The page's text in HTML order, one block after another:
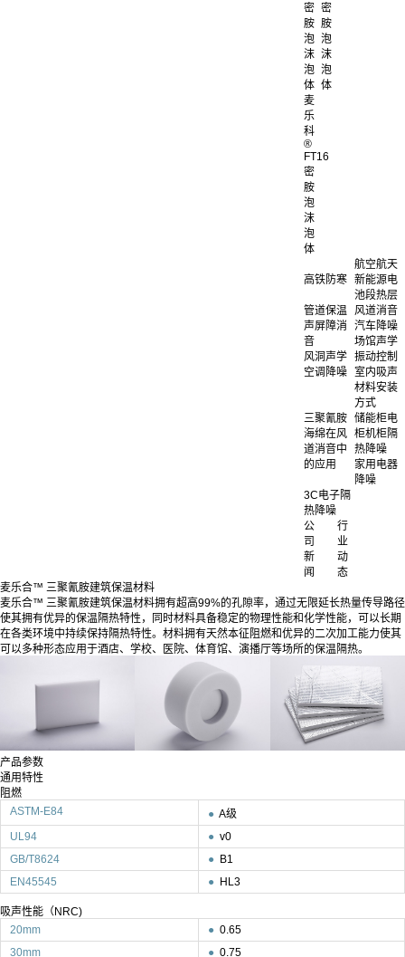
密
胺
泡
沫
泡
体
密
胺
泡
沫
泡
体
麦
乐
科
®
FT16
密
胺
泡
沫
泡
体
航空航天
高铁防寒 新能源电
池段热层
管道保温
风道消音
声屏障消
音
汽车降噪
场馆声学
风洞声学 振动控制
空调降噪 室内吸声
材料安装
方式
三聚氰胺
海绵在风
道消音中
的应用
储能柜电
柜机柜隔
热降噪
家用电器
降噪
3C电子隔
热降噪
公
司
新
闻
行
业
动
态
麦乐合™ 三聚氰胺建筑保温材料
麦乐合™ 三聚氰胺建筑保温材料拥有超高99%的孔隙率，通过无限延长热量传导路径
使其拥有优异的保温隔热特性，同时材料具备稳定的物理性能和化学性能，可以长期
在各类环境中持续保持隔热特性。材料拥有天然本征阻燃和优异的二次加工能力使其
可以多种形态应用于酒店、学校、医院、体育馆、演播厅等场所的保温隔热。
产品参数
通用特性
阻燃
ASTM-E84
● A级
UL94
● v0
GB/T8624
● B1
EN45545
● HL3
吸声性能（NRC)
20mm
● 0.65
30mm
● 0.75